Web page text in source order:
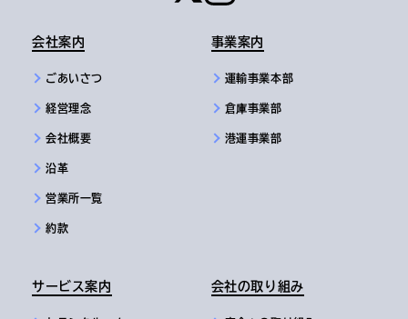
会社案内
ごあいさつ
経営理念
会社概要
沿革
営業所一覧
約款
事業案内
運輸事業本部
倉庫事業部
港運事業部
サービス案内 会社の取り組み